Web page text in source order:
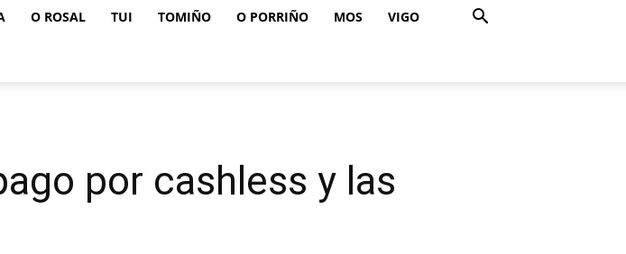
O ROSAL TUI TOMIÑO O PORRIÑO MOS VIGO
por cashless y las